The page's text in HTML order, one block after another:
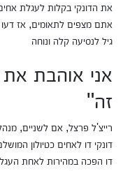
את הדונקי בקלות לעגלת
אתם מצפים לתאומים, אז דעו
גיל לנסיעה קלה ונוחה
אני אוהבת
זה"
רייצ'ל פרצל, אם לשניים,
דונקי דו לאחים כטיולון
דו הפכה במהירות לאחת